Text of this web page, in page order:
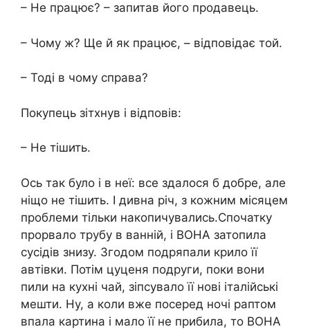
– Не працює? – запитав його продавець.
– Чому ж? Ще й як працює, – відповідає той.
– Тоді в чому справа?
Покупець зітхнув і відповів:
– Не тішить.
Ось так було і в неї: все здалося б добре, але
ніщо не тішить. І дивна річ, з кожним місяцем
проблеми тільки накопичувались.Спочатку
прорвало трубу в ванній, і ВОНА затопила
сусідів знизу. Згодом подряпали крило її
автівки. Потім цуценя подруги, поки вони
пили на кухні чай, зіпсувало її нові італійські
мешти. Ну, а коли вже посеред ночі раптом
впала картина і мало її не прибила, то ВОНА